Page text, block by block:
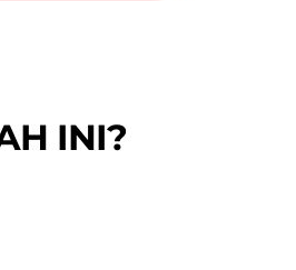
INI?